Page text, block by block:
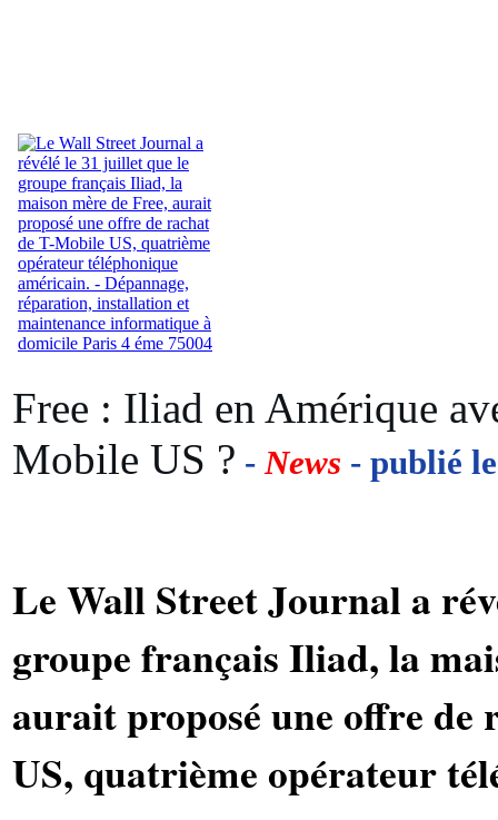
Free : Iliad en Amérique
Mobile US ? - News - publié
Le Wall Street Journal a
groupe français Iliad, la
aurait proposé une offre de
US, quatrième opérateur